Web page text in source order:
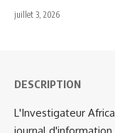
juillet 3, 2026
DESCRIPTION
L'Investigateur
journal